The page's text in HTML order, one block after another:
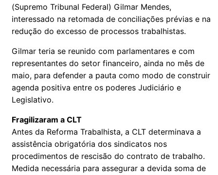
(Supremo Tribunal Federal) Gilmar Mendes,
interessado na retomada de conciliações prévias e na
redução do excesso de processos trabalhistas.
Gilmar teria se reunido com parlamentares e com
representantes do setor financeiro, ainda no mês de
maio, para defender a pauta como modo de construir
agenda positiva entre os poderes Judiciário e
Legislativo.
Fragilizaram a CLT
Antes da Reforma Trabalhista, a CLT determinava a
assistência obrigatória dos sindicatos nos
procedimentos de rescisão do contrato de trabalho.
Medida necessária para assegurar a devida soma de